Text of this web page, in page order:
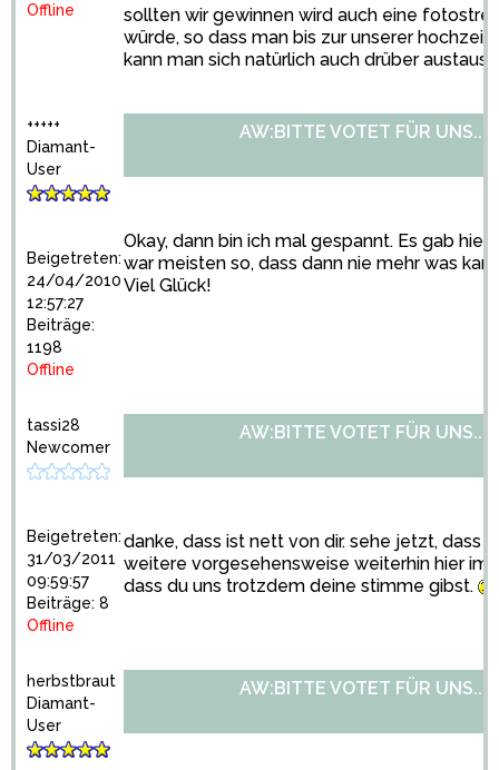
Offline
sollten wir gewinnen wird auch eine
würde, so dass man bis zur unserer
kann man sich natürlich auch drüber
+++++
Diamant-
User
Beigetreten:
24/04/2010
12:57:27
Beiträge:
1198
Offline
AW:BITTE VOTET FÜR
Okay, dann bin ich mal gespannt. Es gab
war meisten so, dass dann nie mehr was
Viel Glück!
tassi28
Newcomer
Beigetreten:
31/03/2011
09:59:57
Beiträge: 8
Offline
AW:BITTE VOTET FÜR
danke, dass ist nett von dir. sehe jetzt, dass
weitere vorgesehensweise weiterhin hier im
dass du uns trotzdem deine stimme gibst.
herbstbraut
Diamant-
User
AW:BITTE VOTET FÜR